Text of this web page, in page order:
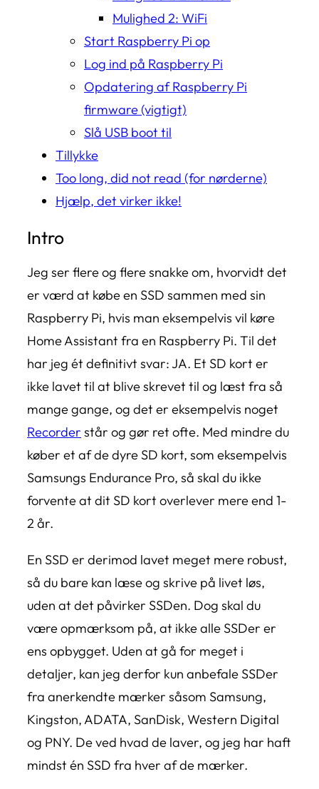
Mulighed 2: WiFi
Start Raspberry Pi op
Log ind på Raspberry Pi
Opdatering af Raspberry Pi
firmware (vigtigt)
Slå USB boot til
Tillykke
Too long, did not read (for nørderne)
Hjælp, det virker ikke!
Intro
Jeg ser flere og flere snakke om, hvorvidt det
er værd at købe en SSD sammen med sin
Raspberry Pi, hvis man eksempelvis vil køre
Home Assistant fra en Raspberry Pi. Til det
har jeg ét definitivt svar: JA. Et SD kort er
ikke lavet til at blive skrevet til og læst fra så
mange gange, og det er eksempelvis noget
Recorder står og gør ret ofte. Med mindre du
køber et af de dyre SD kort, som eksempelvis
Samsungs Endurance Pro, så skal du ikke
forvente at dit SD kort overlever mere end 1-
2 år.
En SSD er derimod lavet meget mere robust,
så du bare kan læse og skrive på livet løs,
uden at det påvirker SSDen. Dog skal du
være opmærksom på, at ikke alle SSDer er
ens opbygget. Uden at gå for meget i
detaljer, kan jeg derfor kun anbefale SSDer
fra anerkendte mærker såsom Samsung,
Kingston, ADATA, SanDisk, Western Digital
og PNY. De ved hvad de laver, og jeg har haft
mindst én SSD fra hver af de mærker.